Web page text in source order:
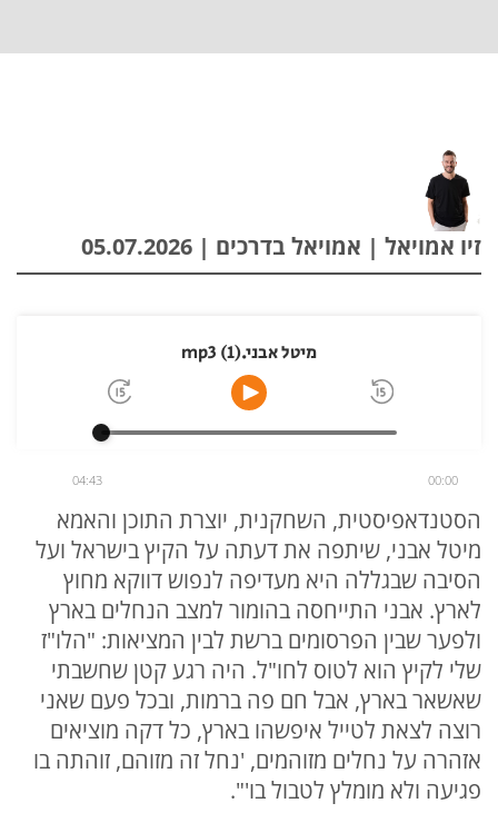
זיו אמויאל | אמויאל בדרכים | 05.07.2026
מיטל אבני.mp3 (1)
00:00
04:43
הסטנדאפיסטית, השחקנית, יוצרת התוכן והאמא
מיטל אבני, שיתפה את דעתה על הקיץ בישראל ועל
הסיבה שבגללה היא מעדיפה לנפוש דווקא מחוץ
לארץ. אבני התייחסה בהומור למצב הנחלים בארץ
ולפער שבין הפרסומים ברשת לבין המציאות: "הלו"ז
שלי לקיץ הוא לטוס לחו"ל. היה רגע קטן שחשבתי
שאשאר בארץ, אבל חם פה ברמות, ובכל פעם שאני
רוצה לצאת לטייל איפשהו בארץ, כל דקה מוציאים
אזהרה על נחלים מזוהמים, 'נחל זה מזוהם, זוהתה בו
פגיעה ולא מומלץ לטבול בו'".